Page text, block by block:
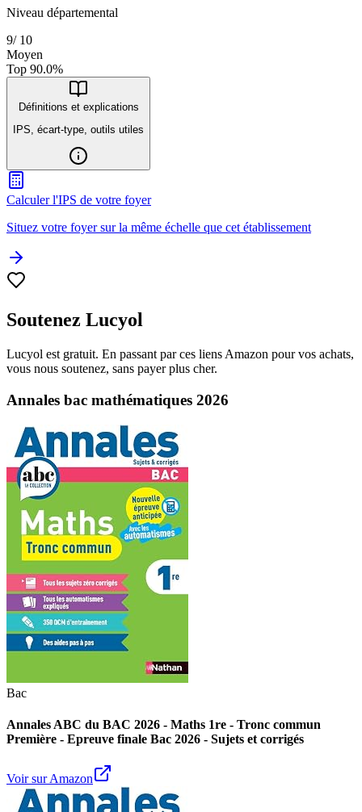
Niveau départemental
9/ 10
Moyen
Top 90.0%
Définitions et explications
IPS, écart-type, outils utiles
Calculer l'IPS de votre foyer
Situez votre foyer sur la même échelle que cet établissement
Soutenez Lucyol
Lucyol est gratuit. En passant par ces liens Amazon pour vos achats,
vous nous soutenez, sans payer plus cher.
Annales bac mathématiques 2026
Bac
Annales ABC du BAC 2026 - Maths 1re - Tronc commun
Première - Epreuve finale Bac 2026 - Sujets et corrigés
Voir sur Amazon